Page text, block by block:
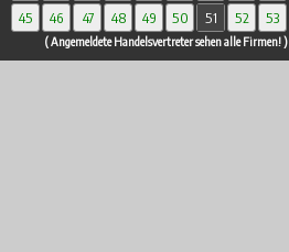
45
46 47 48 49 50 51 52 53
( Angemeldete Handelsvertreter sehen alle Firmen! )